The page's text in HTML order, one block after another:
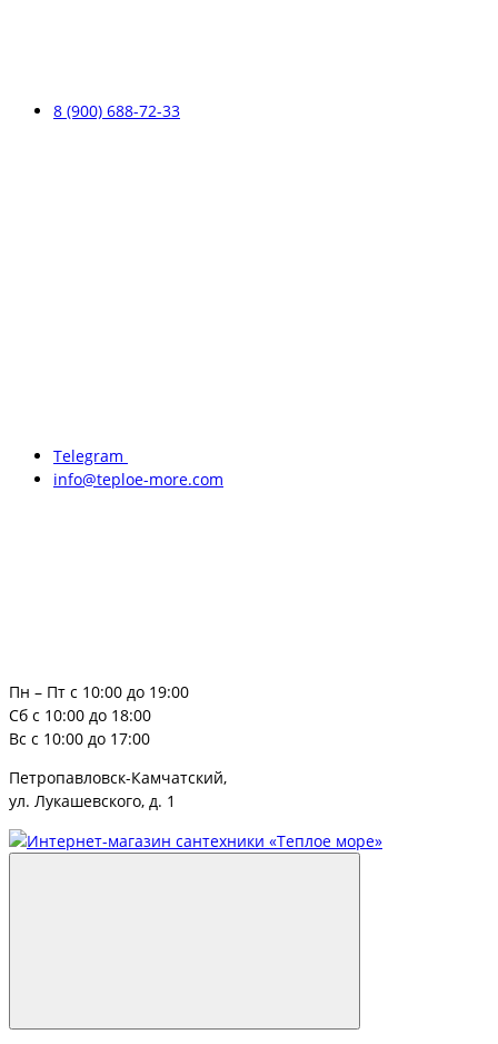
8 (900) 688-72-33
Telegram
info@teploe-more.com
Пн – Пт с 10:00 до 19:00
Сб с 10:00 до 18:00
Вс с 10:00 до 17:00
Петропавловск-Камчатский,
ул. Лукашевского, д. 1